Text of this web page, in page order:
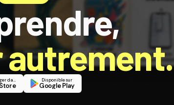
autrement.
Télécharger dans Disponible sur
Google Play